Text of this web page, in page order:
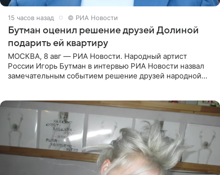
15 часов назад © РИА Новости
Бутман оценил решение друзей Долиной
подарить ей квартиру
МОСКВА, 8 авг — РИА Новости. Народный артист
России Игорь Бутман в интервью РИА Новости назвал
замечательным событием решение друзей народной